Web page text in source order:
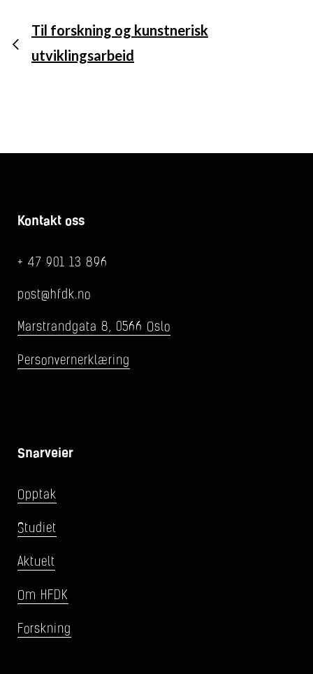
Til forskning og kunstnerisk
utviklingsarbeid
Kontakt oss
+ 47 901 13 896
post@hfdk.no
Marstrandgata 8, 0566 Oslo
Personvernerklæring
Snarveier
Opptak
Studiet
Aktuelt
Om HFDK
Forskning